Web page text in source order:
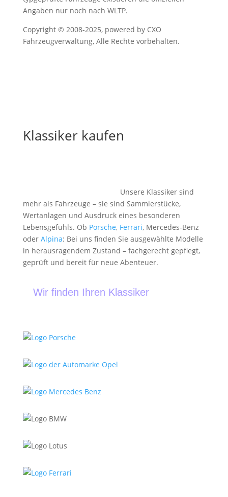
Angaben nur noch nach WLTP.
Copyright © 2008-2025, powered by CXO
Fahrzeugverwaltung, Alle Rechte vorbehalten.
Klassiker kaufen
Unsere Klassiker sind
mehr als Fahrzeuge – sie sind Sammlerstücke,
Wertanlagen und Ausdruck eines besonderen
Lebensgefühls. Ob Porsche, Ferrari, Mercedes-Benz
oder Alpina: Bei uns finden Sie ausgewählte Modelle
in herausragendem Zustand – fachgerecht gepflegt,
geprüft und bereit für neue Abenteuer.
Wir finden Ihren Klassiker